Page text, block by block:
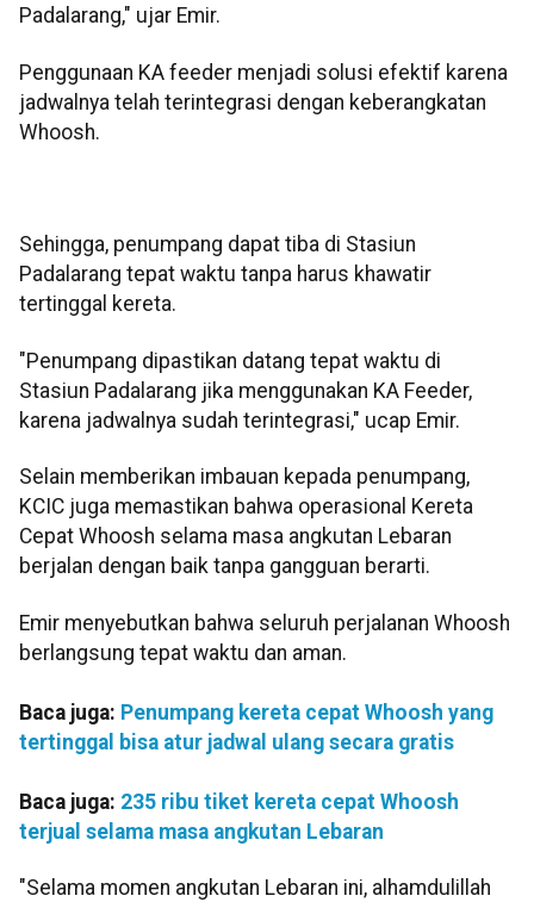
Padalarang," ujar Emir.
Penggunaan KA feeder menjadi solusi efektif karena
jadwalnya telah terintegrasi dengan keberangkatan
Whoosh.
Sehingga, penumpang dapat tiba di Stasiun
Padalarang tepat waktu tanpa harus khawatir
tertinggal kereta.
"Penumpang dipastikan datang tepat waktu di
Stasiun Padalarang jika menggunakan KA Feeder,
karena jadwalnya sudah terintegrasi," ucap Emir.
Selain memberikan imbauan kepada penumpang,
KCIC juga memastikan bahwa operasional Kereta
Cepat Whoosh selama masa angkutan Lebaran
berjalan dengan baik tanpa gangguan berarti.
Emir menyebutkan bahwa seluruh perjalanan Whoosh
berlangsung tepat waktu dan aman.
Baca juga: Penumpang kereta cepat Whoosh yang
tertinggal bisa atur jadwal ulang secara gratis
Baca juga: 235 ribu tiket kereta cepat Whoosh
terjual selama masa angkutan Lebaran
"Selama momen angkutan Lebaran ini, alhamdulillah